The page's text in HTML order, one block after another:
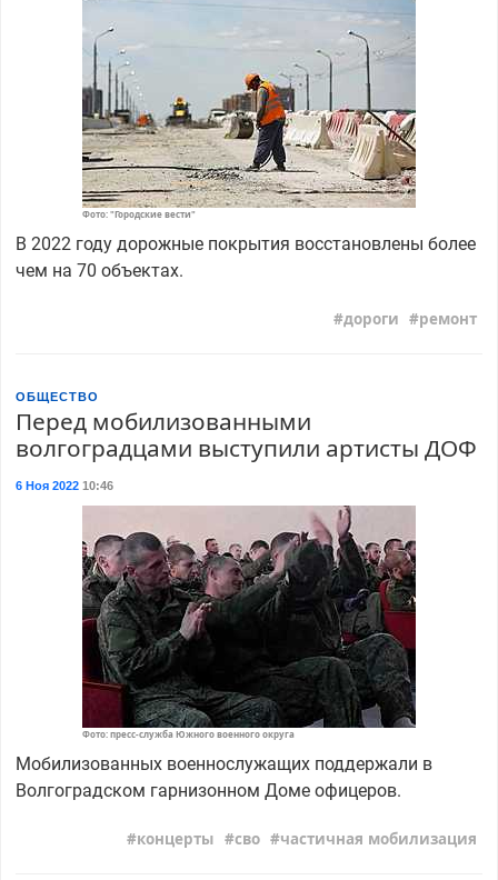
Фото: "Городские вести"
В 2022 году дорожные покрытия восстановлены более
чем на 70 объектах.
дороги ремонт
ОБЩЕСТВО
Перед мобилизованными
волгоградцами выступили артисты ДОФ
6 Ноя 202210:46
Фото: пресс-служба Южного военного округа
Мобилизованных военнослужащих поддержали в
Волгоградском гарнизонном Доме офицеров.
концерты сво частичная мобилизация